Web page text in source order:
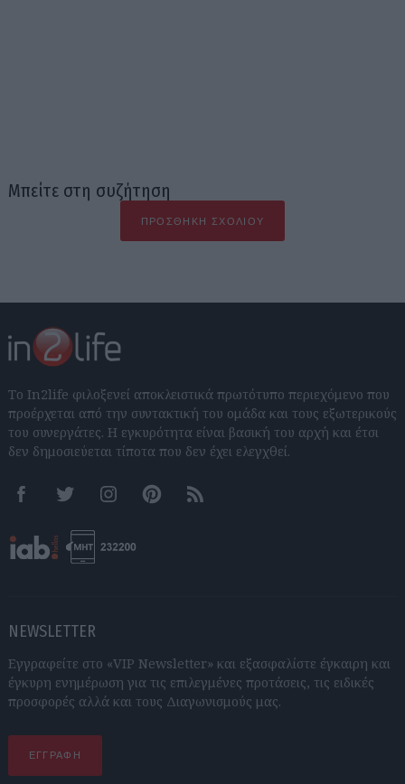
Μπείτε στη συζήτηση
ΠΡΟΣΘΉΚΗ ΣΧΟΛΊΟΥ
Το In2life φιλοξενεί αποκλειστικά πρωτότυπο περιεχόμενο που
προέρχεται από την συντακτική του ομάδα και τους εξωτερικούς
του συνεργάτες. Η εγκυρότητα είναι βασική του αρχή και έτσι
δεν δημοσιεύεται τίποτα που δεν έχει ελεγχθεί.
FacebookTwitter InstagramPinterestRSS feeds
NEWSLETTER
Εγγραφείτε στο «VIP Newsletter» και εξασφαλίστε έγκαιρη και
έγκυρη ενημέρωση για τις επιλεγμένες προτάσεις, τις ειδικές
προσφορές αλλά και τους Διαγωνισμούς μας.
ΕΓΓΡΑΦΗ